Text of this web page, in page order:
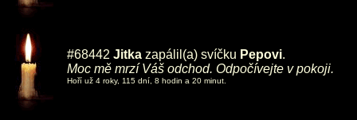
#68442 Jitka zapálil(a) svíčku Pepovi.
Moc mě mrzí Váš odchod. Odpočívejte v pokoji.
Hoří už 4 roky, 115 dní, 8 hodin a 20 minut.